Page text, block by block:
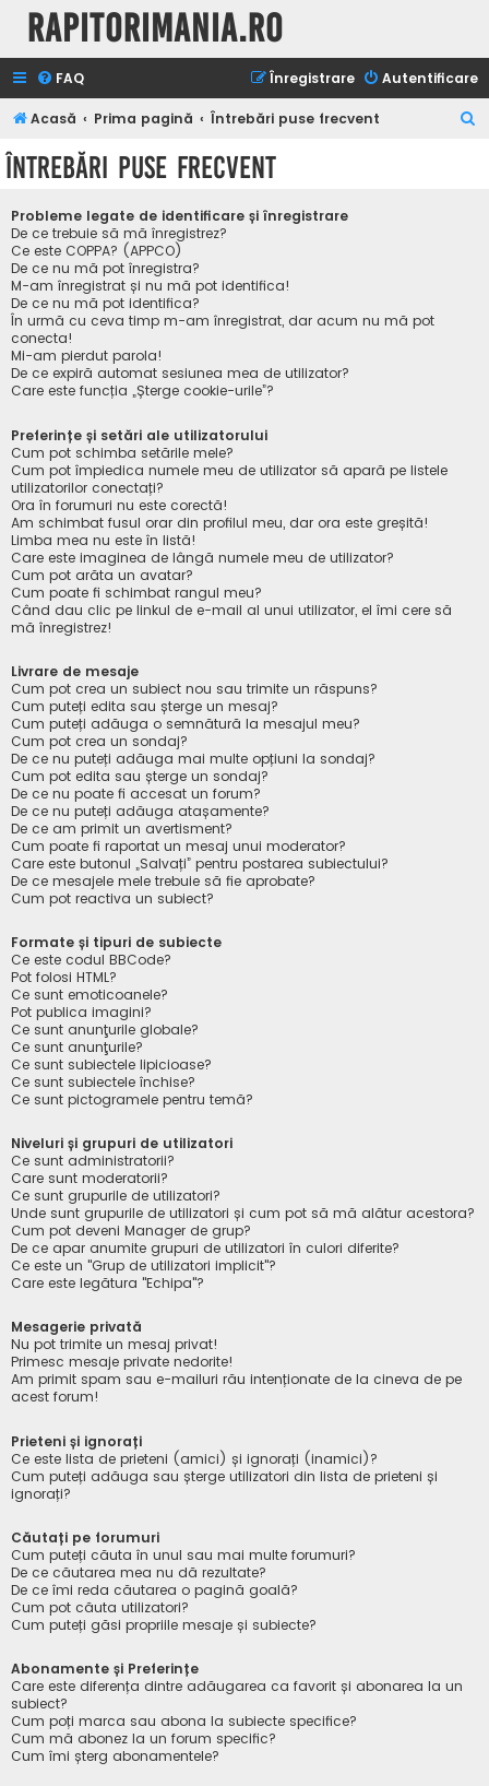
Rapitorimania.ro
FAQ Autentificare
Înregistrare
Acasă Prima pagină Întrebări puse frecvent
Întrebări puse frecvent
Probleme legate de identificare și înregistrare
De ce trebuie să mă înregistrez?
Ce este COPPA? (APPCO)
De ce nu mă pot înregistra?
M-am înregistrat și nu mă pot identifica!
De ce nu mă pot identifica?
În urmă cu ceva timp m-am înregistrat, dar acum nu mă pot
conecta!
Mi-am pierdut parola!
De ce expiră automat sesiunea mea de utilizator?
Care este funcția „Șterge cookie-urile”?
Preferințe și setări ale utilizatorului
Cum pot schimba setările mele?
Cum pot împiedica numele meu de utilizator să apară pe listele
utilizatorilor conectați?
Ora în forumuri nu este corectă!
Am schimbat fusul orar din profilul meu, dar ora este greșită!
Limba mea nu este în listă!
Care este imaginea de lângă numele meu de utilizator?
Cum pot arăta un avatar?
Cum poate fi schimbat rangul meu?
Când dau clic pe linkul de e-mail al unui utilizator, el îmi cere să
mă înregistrez!
Livrare de mesaje
Cum pot crea un subiect nou sau trimite un răspuns?
Cum puteți edita sau șterge un mesaj?
Cum puteți adăuga o semnătură la mesajul meu?
Cum pot crea un sondaj?
De ce nu puteți adăuga mai multe opțiuni la sondaj?
Cum pot edita sau șterge un sondaj?
De ce nu poate fi accesat un forum?
De ce nu puteți adăuga atașamente?
De ce am primit un avertisment?
Cum poate fi raportat un mesaj unui moderator?
Care este butonul „Salvați” pentru postarea subiectului?
De ce mesajele mele trebuie să fie aprobate?
Cum pot reactiva un subiect?
Formate și tipuri de subiecte
Ce este codul BBCode?
Pot folosi HTML?
Ce sunt emoticoanele?
Pot publica imagini?
Ce sunt anunţurile globale?
Ce sunt anunţurile?
Ce sunt subiectele lipicioase?
Ce sunt subiectele închise?
Ce sunt pictogramele pentru temă?
Niveluri și grupuri de utilizatori
Ce sunt administratorii?
Care sunt moderatorii?
Ce sunt grupurile de utilizatori?
Unde sunt grupurile de utilizatori și cum pot să mă alătur acestora?
Cum pot deveni Manager de grup?
De ce apar anumite grupuri de utilizatori în culori diferite?
Ce este un "Grup de utilizatori implicit"?
Care este legătura "Echipa"?
Mesagerie privată
Nu pot trimite un mesaj privat!
Primesc mesaje private nedorite!
Am primit spam sau e-mailuri rău intenționate de la cineva de pe
acest forum!
Prieteni și ignorați
Ce este lista de prieteni (amici) și ignorați (inamici)?
Cum puteți adăuga sau șterge utilizatori din lista de prieteni și
ignorați?
Căutați pe forumuri
Cum puteți căuta în unul sau mai multe forumuri?
De ce căutarea mea nu dă rezultate?
De ce îmi reda căutarea o pagină goală?
Cum pot căuta utilizatori?
Cum puteți găsi propriile mesaje și subiecte?
Abonamente și Preferințe
Care este diferența dintre adăugarea ca favorit și abonarea la un
subiect?
Cum poți marca sau abona la subiecte specifice?
Cum mă abonez la un forum specific?
Cum îmi șterg abonamentele?